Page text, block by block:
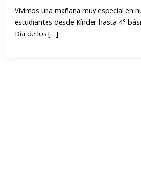
Vivimos una mañana muy especial en
estudiantes desde Kínder hasta 4°
Día de los […]